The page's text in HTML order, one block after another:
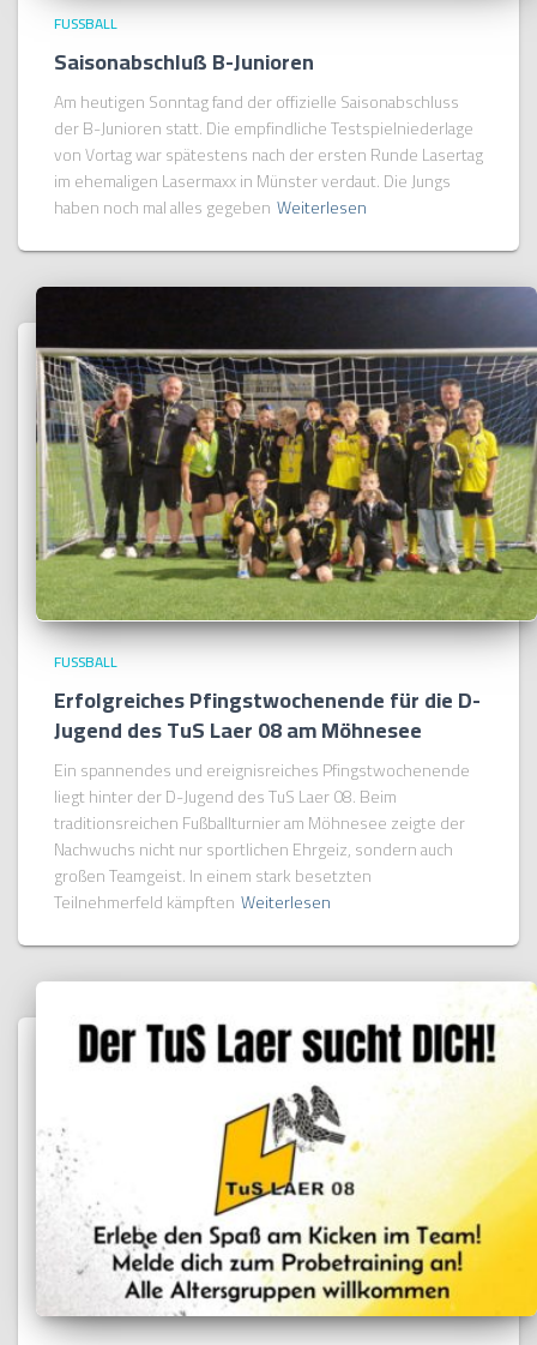
FUSSBALL
Saisonabschluß B-Junioren
Am heutigen Sonntag fand der offizielle Saisonabschluss
der B-Junioren statt. Die empfindliche Testspielniederlage
von Vortag war spätestens nach der ersten Runde Lasertag
im ehemaligen Lasermaxx in Münster verdaut. Die Jungs
haben noch mal alles gegeben Weiterlesen
FUSSBALL
Erfolgreiches Pfingstwochenende für die D-
Jugend des TuS Laer 08 am Möhnesee
Ein spannendes und ereignisreiches Pfingstwochenende
liegt hinter der D-Jugend des TuS Laer 08. Beim
traditionsreichen Fußballturnier am Möhnesee zeigte der
Nachwuchs nicht nur sportlichen Ehrgeiz, sondern auch
großen Teamgeist. In einem stark besetzten
Teilnehmerfeld kämpften Weiterlesen